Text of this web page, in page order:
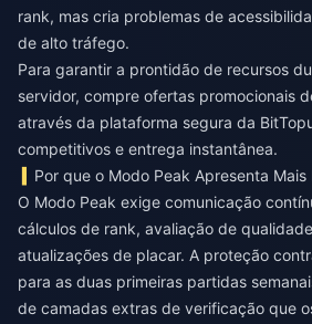
rank, mas cria problemas de
de alto tráfego.
Para garantir a prontidão de recursos
servidor, compre ofertas promocionais
através da plataforma segura da
competitivos e entrega instantânea.
Por que o Modo Peak Apresenta Mais
O Modo Peak exige comunicação
cálculos de rank, avaliação de
atualizações de placar. A proteção
para as duas primeiras partidas
de camadas extras de verificação que